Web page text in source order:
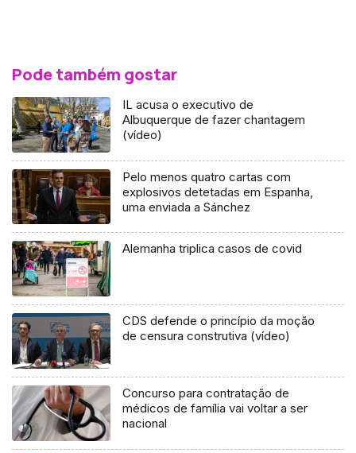
Pode também gostar
IL acusa o executivo de
Albuquerque de fazer chantagem
(vídeo)
Pelo menos quatro cartas com
explosivos detetadas em Espanha,
uma enviada a Sánchez
Alemanha triplica casos de covid
CDS defende o princípio da moção
de censura construtiva (vídeo)
Concurso para contratação de
médicos de família vai voltar a ser
nacional